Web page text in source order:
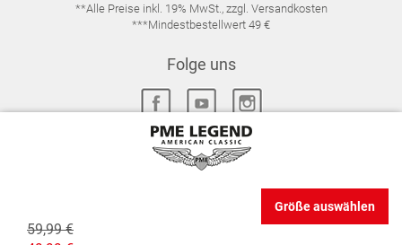
59,99 €
Größe auswählen
**Alle Preise inkl. 19% MwSt., zzgl. Versandkosten
***Mindestbestellwert 49 €
Folge uns
DATENSCHUTZ-EINSTELLUNGEN
WIDERRUFSRECHT